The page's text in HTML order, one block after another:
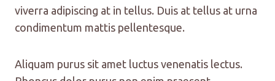
viverra adipiscing at in tellus. Duis at tellus at urna
condimentum mattis pellentesque.
Aliquam purus sit amet luctus venenatis lectus.